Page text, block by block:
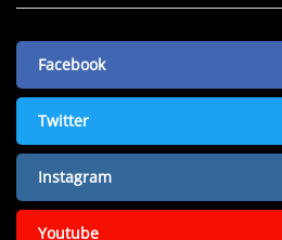
Facebook
Twitter
Instagram
Youtube